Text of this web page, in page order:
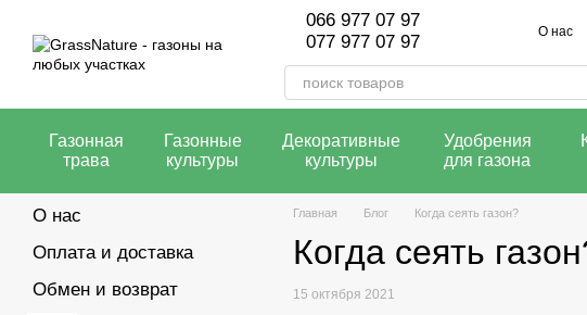
066 977 07 97
077 977 07 97
О нас
Газонная
трава
Газонные
культуры
Декоративные
культуры
Удобрения
для газона
Главная Блог Когда сеять газон?
Когда сеять
15 октября 2021
О нас
Оплата и доставка
Обмен и возврат